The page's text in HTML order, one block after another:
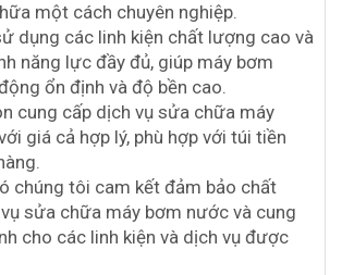
một cách chuyên nghiệp.
dụng các linh kiện chất lượng cao và
năng lực đầy đủ, giúp máy bơm
ổn định và độ bền cao.
cung cấp dịch vụ sửa chữa máy
giá cả hợp lý, phù hợp với túi tiền
chúng tôi cam kết đảm bảo chất
sửa chữa máy bơm nước và cung
cho các linh kiện và dịch vụ được